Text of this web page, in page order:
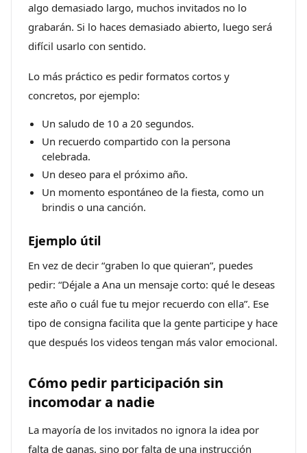
algo demasiado largo, muchos invitados no lo
grabarán. Si lo haces demasiado abierto, luego será
difícil usarlo con sentido.
Lo más práctico es pedir formatos cortos y
concretos, por ejemplo:
Un saludo de 10 a 20 segundos.
Un recuerdo compartido con la persona
celebrada.
Un deseo para el próximo año.
Un momento espontáneo de la fiesta, como un
brindis o una canción.
Ejemplo útil
En vez de decir “graben lo que quieran”, puedes
pedir: “Déjale a Ana un mensaje corto: qué le deseas
este año o cuál fue tu mejor recuerdo con ella”. Ese
tipo de consigna facilita que la gente participe y hace
que después los videos tengan más valor emocional.
Cómo pedir participación sin
incomodar a nadie
La mayoría de los invitados no ignora la idea por
falta de ganas, sino por falta de una instrucción